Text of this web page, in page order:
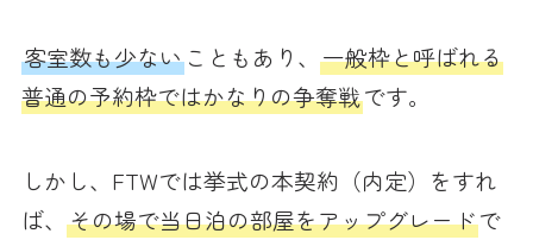
客室数も少ないこともあり、 一般枠と呼ばれる
普通の予約枠ではかなりの争奪戦です。
しかし、FTWでは挙式の本契約（内定）をすれ
ば、 その場で当日泊の部屋をアップグレードで